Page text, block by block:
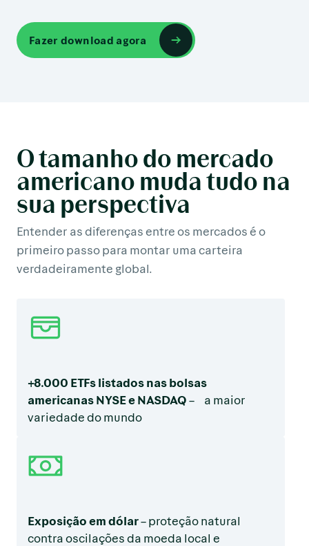
Fazer download agora
O tamanho do mercado
americano muda tudo na
sua perspectiva
Entender as diferenças entre os mercados é o
primeiro passo para montar uma carteira
verdadeiramente global.
+8.000 ETFs listados nas bolsas
americanas NYSE e NASDAQ– a maior
variedade do mundo
Exposição em dólar– proteção natural
contra oscilações da moeda local e